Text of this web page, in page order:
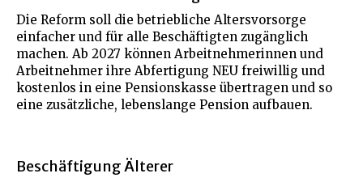
Die Reform soll die betriebliche Altersvorsorge
einfacher und für alle Beschäftigten zugänglich
machen. Ab 2027 können Arbeitnehmerinnen und
Arbeitnehmer ihre Abfertigung NEU freiwillig und
kostenlos in eine Pensionskasse übertragen und so
eine zusätzliche, lebenslange Pension aufbauen.
Beschäftigung Älterer